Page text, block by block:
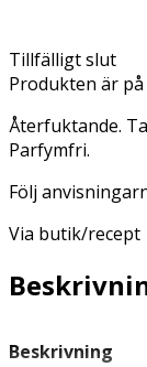
Tillfälligt slut
Produkten är
Återfuktande.
Parfymfri.
Följ
Via butik/recept
Beskrivning